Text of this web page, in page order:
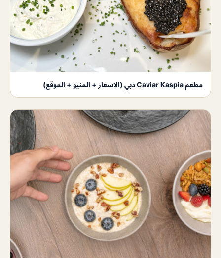
مطعم Caviar Kaspia دبي (الاسعار + المنيو + الموقع)